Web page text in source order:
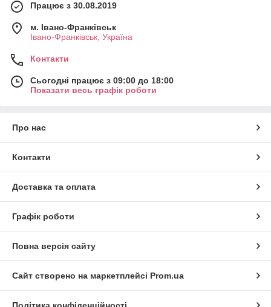
Працює з 30.08.2019
м. Івано-Франківськ
Івано-Франківськ, Україна
Контакти
Сьогодні працює з 09:00 до 18:00
Показати весь графік роботи
Про нас
Контакти
Доставка та оплата
Графік роботи
Повна версія сайту
Сайт створено на маркетплейсі Prom.ua